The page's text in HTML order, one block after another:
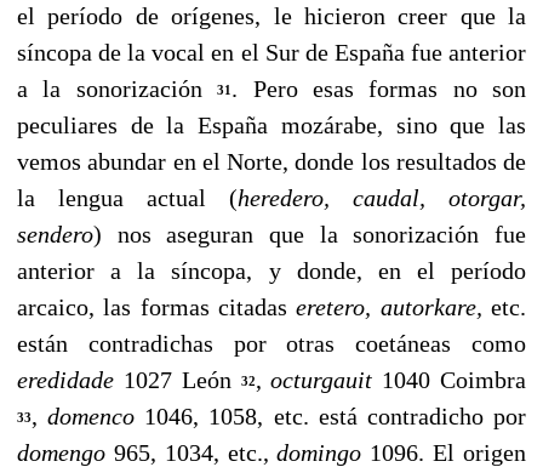
el período de orígenes, le hicieron creer que la
síncopa de la vocal en el Sur de España fue anterior
a la sonorización31 . Pero esas formas no son
peculiares de la España mozárabe, sino que las
vemos abundar en el Nor­te, donde los resultados de
la lengua actual (heredero, cau­dal, otorgar,
sendero)
nos aseguran que la sonorización fue
anterior a la síncopa, y donde, en el período
arcaico, las formas citadaseretero, autorkare,etc.
están contradichas por otras coetáneas como
eredidade 1027 León 32,octurgauit 1040 Coimbra
33,domenco 1046, 1058, etc. está contradicho por
domengo 965, 1034, etc.,domingo 1096. El origen